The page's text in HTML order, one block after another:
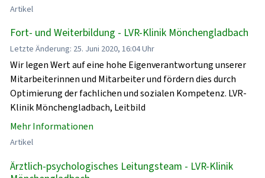
Artikel
Fort- und Weiterbildung - LVR-Klinik Mönchengladbach
Letzte Änderung: 25. Juni 2020, 16:04 Uhr
Wir legen Wert auf eine hohe Eigenverantwortung unserer
Mitarbeiterinnen und Mitarbeiter und fördern dies durch
Optimierung der fachlichen und sozialen Kompetenz. LVR-
Klinik Mönchengladbach, Leitbild
Mehr Informationen
Artikel
Ärztlich-psychologisches Leitungsteam - LVR-Klinik